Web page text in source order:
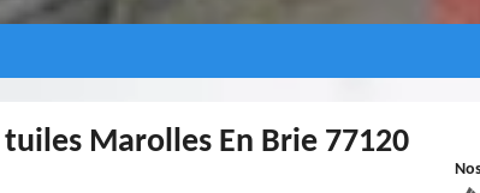
Marolles En Brie 77120